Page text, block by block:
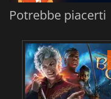
Potrebbe piacerti